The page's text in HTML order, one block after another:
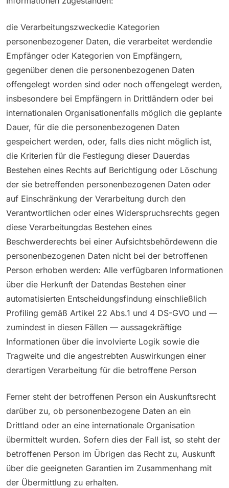
die Verarbeitungszweckedie Kategorien
personenbezogener Daten, die verarbeitet werdendie
Empfänger oder Kategorien von Empfängern,
gegenüber denen die personenbezogenen Daten
offengelegt worden sind oder noch offengelegt werden,
insbesondere bei Empfängern in Drittländern oder bei
internationalen Organisationenfalls möglich die geplante
Dauer, für die die personenbezogenen Daten
gespeichert werden, oder, falls dies nicht möglich ist,
die Kriterien für die Festlegung dieser Dauerdas
Bestehen eines Rechts auf Berichtigung oder Löschung
der sie betreffenden personenbezogenen Daten oder
auf Einschränkung der Verarbeitung durch den
Verantwortlichen oder eines Widerspruchsrechts gegen
diese Verarbeitungdas Bestehen eines
Beschwerderechts bei einer Aufsichtsbehördewenn die
personenbezogenen Daten nicht bei der betroffenen
Person erhoben werden: Alle verfügbaren Informationen
über die Herkunft der Datendas Bestehen einer
automatisierten Entscheidungsfindung einschließlich
Profiling gemäß Artikel 22 Abs.1 und 4 DS-GVO und —
zumindest in diesen Fällen — aussagekräftige
Informationen über die involvierte Logik sowie die
Tragweite und die angestrebten Auswirkungen einer
derartigen Verarbeitung für die betroffene Person
Ferner steht der betroffenen Person ein Auskunftsrecht
darüber zu, ob personenbezogene Daten an ein
Drittland oder an eine internationale Organisation
übermittelt wurden. Sofern dies der Fall ist, so steht der
betroffenen Person im Übrigen das Recht zu, Auskunft
über die geeigneten Garantien im Zusammenhang mit
der Übermittlung zu erhalten.